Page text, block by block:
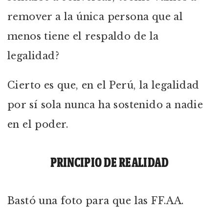
remover a la única persona que al
menos tiene el respaldo de la
legalidad?
Cierto es que, en el Perú, la legalidad
por sí sola nunca ha sostenido a nadie
en el poder.
PRINCIPIO DE REALIDAD
Bastó una foto para que las FF.AA.